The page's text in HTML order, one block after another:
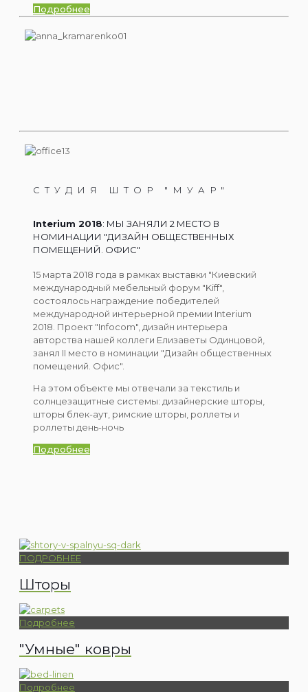
Подробнее
СТУДИЯ ШТОР "МУАР"
Interium 2018: МЫ ЗАНЯЛИ 2 МЕСТО В
НОМИНАЦИИ "ДИЗАЙН ОБЩЕСТВЕННЫХ
ПОМЕЩЕНИЙ. ОФИС"
15 марта 2018 года в рамках выставки "Киевский
международный мебельный форум "Kiff",
состоялось награждение победителей
международной интерьерной премии Interium
2018. Проект "Infocom", дизайн интерьера
авторства нашей коллеги Елизаветы Одинцовой,
занял II место в номинации "Дизайн общественных
помещений. Офис".
На этом объекте мы отвечали за текстиль и
солнцезащитные системы: дизайнерские шторы,
шторы блек-аут, римские шторы, роллеты и
роллеты день-ночь
Подробнее
ПОДРОБНЕЕ
Шторы
Подробнее
"Умные" ковры
Подробнее